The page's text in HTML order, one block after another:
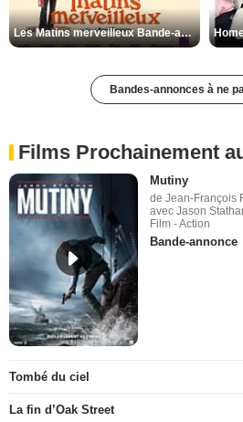
Les Matins merveilleux Bande-annonce VF
Bandes-annonces à ne
Films Prochainement
Mutiny
de Jean-François
avec Jason
Film - Action
Bande-annonce
Tombé du ciel
La fin d’Oak Street